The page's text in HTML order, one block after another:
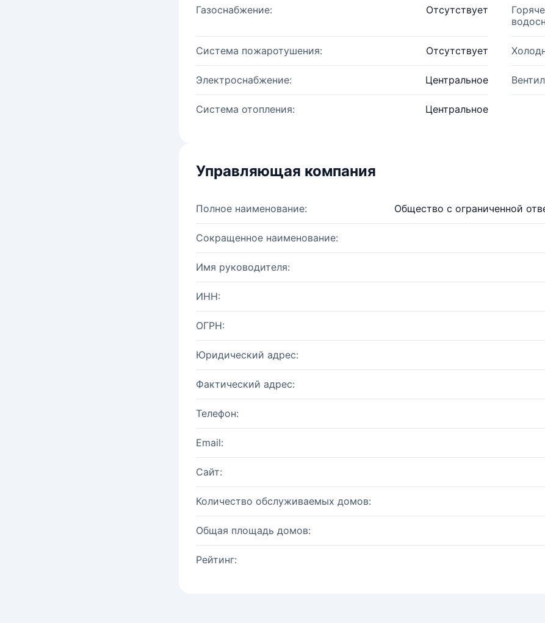
Газоснабжение: Отсутствует
Система пожаротушения: Отсутствует
Электроснабжение: Центральное
Система отопления: Центральное
Управляющая компания
Полное наименование: Общество c ограниченной
Сокращенное наименование:
Имя руководителя:
ИНН:
ОГРН:
Юридический адрес:
Фактический адрес:
Телефон:
Email:
Сайт:
Количество обслуживаемых домов:
Общая площадь домов:
Рейтинг: